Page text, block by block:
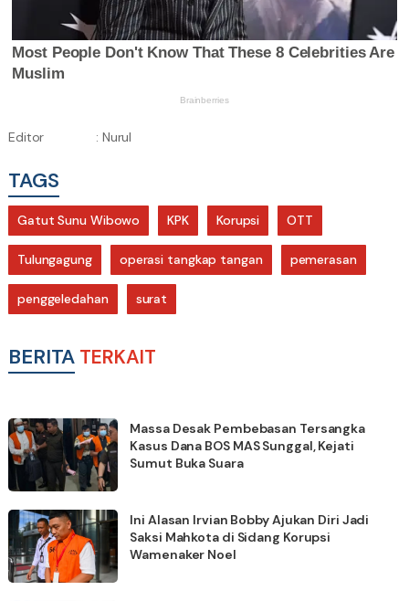
Editor : Nurul
TAGS
Gatut Sunu Wibowo KPK Korupsi OTT
Tulungagung operasi tangkap tangan pemerasan
penggeledahan surat
BERITA TERKAIT
Massa Desak Pembebasan Tersangka
Kasus Dana BOS MAS Sunggal, Kejati
Sumut Buka Suara
Ini Alasan Irvian Bobby Ajukan Diri Jadi
Saksi Mahkota di Sidang Korupsi
Wamenaker Noel